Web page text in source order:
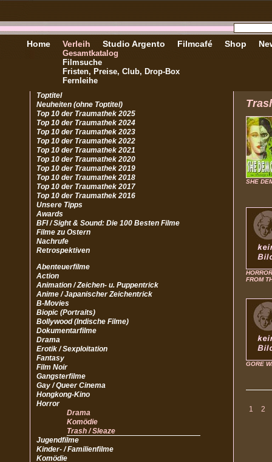
Home Verleih
Gesamtkatalog
Filmsuche
Fristen, Preise, Club, Drop-Box
Fernleihe
Studio Argento Filmcafé Shop
Toptitel
Neuheiten (ohne Toptitel)
Top 10 der Traumathek 2025
Top 10 der Traumathek 2024
Top 10 der Traumathek 2023
Top 10 der Traumathek 2022
Top 10 der Traumathek 2021
Top 10 der Traumathek 2020
Top 10 der Traumathek 2019
Top 10 der Traumathek 2018
Top 10 der Traumathek 2017
Top 10 der Traumathek 2016
Unsere Tipps
Awards
BFI / Sight & Sound: Die 100 Besten Filme
Filme zu Ostern
Nachrufe
Retrospektiven
Abenteuerfilme
Action
Animation / Zeichen- u. Puppentrick
Anime / Japanischer Zeichentrick
B-Movies
Biopic (Portraits)
Bollywood (Indische Filme)
Dokumentarfilme
Drama
Erotik / Sexploitation
Fantasy
Film Noir
Gangsterfilme
Gay / Queer Cinema
Hongkong-Kino
Horror
Drama
Komödie
Trash / Sleaze
Jugendfilme
Kinder- / Familienfilme
Komödie
SHE
FROM
GORE
1 2